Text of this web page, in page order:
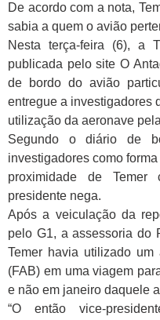
De acordo com a nota,
sabia a quem o avião
Nesta terça-feira (6), a
publicada pelo site O
de bordo do avião
entregue a investigadores
utilização da aeronave
Segundo o diário de
investigadores como
proximidade de
presidente nega.
Após a veiculação da
pelo G1, a assessoria do
Temer havia utilizado
(FAB) em uma viagem
e não em janeiro daquele
“O então vice-